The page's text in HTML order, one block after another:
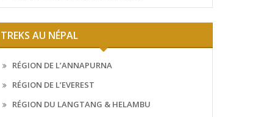
TREKS AU NÉPAL
RÉGION DE L’ANNAPURNA
RÉGION DE L’EVEREST
RÉGION DU LANGTANG & HELAMBU